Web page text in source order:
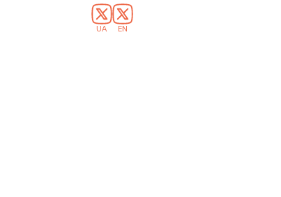
UA EN